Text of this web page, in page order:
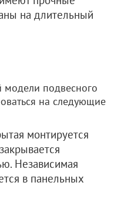
на длительный
подвесного
на следующие
монтируется
Независимая
в панельных